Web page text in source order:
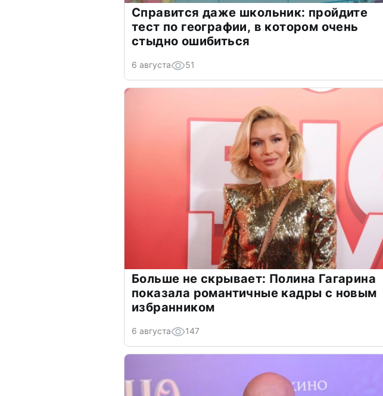
Справится даже школьник: пройдите
тест по географии, в котором очень
стыдно ошибиться
6 августа 51
Больше не скрывает: Полина Гагарина
показала романтичные кадры с новым
избранником
6 августа 147